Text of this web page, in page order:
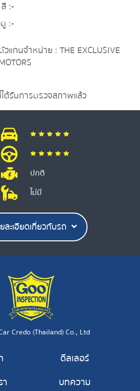
สี :-
:-
วแทนจำหน่าย : THE EXCLUSIVE
ด้รับการตรวจสภาพแล้ว
ปกติ
ไม่มี
ละเอียดเกี่ยวกับรถ
Credo (Thailand) Co., Ltd
ดีลเลอร์
บทความ